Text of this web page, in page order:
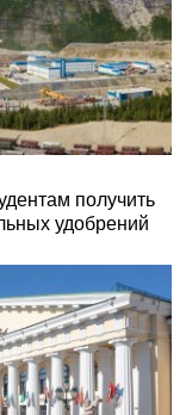
получить
удобрений